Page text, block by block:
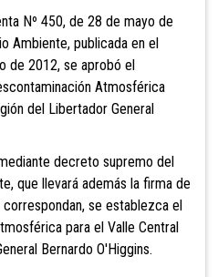
Nº 450, de 28 de mayo de
Ambiente, publicada en el
de 2012, se aprobó el
Atmosférica
del Libertador General
decreto supremo del
que llevará además la firma de
se establezca el
para el Valle Central
Bernardo O'Higgins.